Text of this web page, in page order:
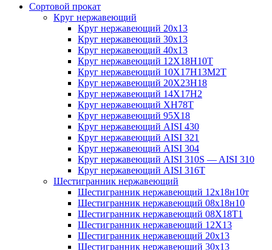
Сортовой прокат
Круг нержавеющий
Круг нержавеющий 20х13
Круг нержавеющий 30х13
Круг нержавеющий 40х13
Круг нержавеющий 12Х18Н10Т
Круг нержавеющий 10Х17Н13М2T
Круг нержавеющий 20Х23Н18
Круг нержавеющий 14Х17Н2
Круг нержавеющий ХН78Т
Круг нержавеющий 95Х18
Круг нержавеющий AISI 430
Круг нержавеющий AISI 321
Круг нержавеющий AISI 304
Круг нержавеющий AISI 310S — AISI 310
Круг нержавеющий AISI 316T
Шестигранник нержавеющий
Шестигранник нержавеющий 12х18н10т
Шестигранник нержавеющий 08х18н10
Шестигранник нержавеющий 08Х18Т1
Шестигранник нержавеющий 12Х13
Шестигранник нержавеющий 20х13
Шестигранник нержавеющий 30х13